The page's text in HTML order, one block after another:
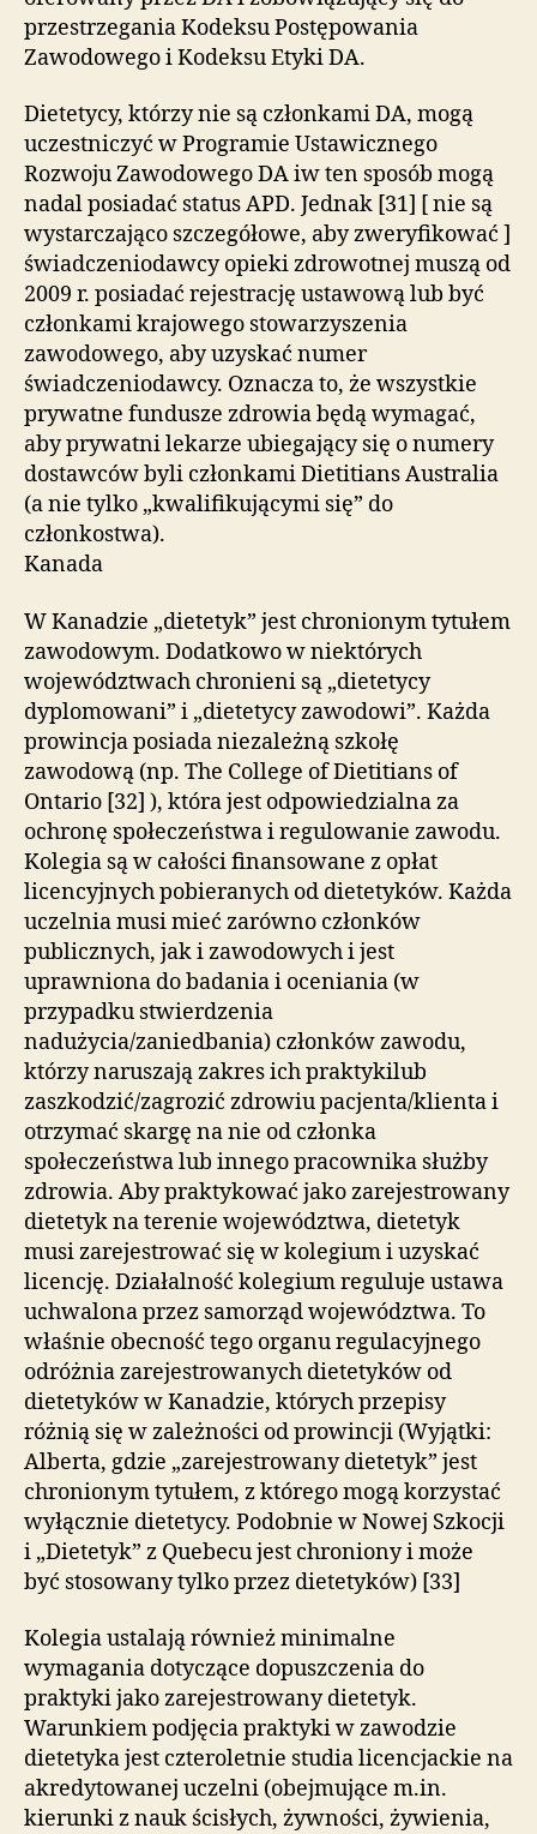
przestrzegania Kodeksu Postępowania
Zawodowego i Kodeksu Etyki DA.
Dietetycy, którzy nie są członkami DA, mogą
uczestniczyć w Programie Ustawicznego
Rozwoju Zawodowego DA iw ten sposób mogą
nadal posiadać status APD. Jednak [31] [ nie są
wystarczająco szczegółowe, aby zweryfikować ]
świadczeniodawcy opieki zdrowotnej muszą od
2009 r. posiadać rejestrację ustawową lub być
członkami krajowego stowarzyszenia
zawodowego, aby uzyskać numer
świadczeniodawcy. Oznacza to, że wszystkie
prywatne fundusze zdrowia będą wymagać,
aby prywatni lekarze ubiegający się o numery
dostawców byli członkami Dietitians Australia
(a nie tylko „kwalifikującymi się” do
członkostwa).
Kanada
W Kanadzie „dietetyk” jest chronionym tytułem
zawodowym. Dodatkowo w niektórych
województwach chronieni są „dietetycy
dyplomowani” i „dietetycy zawodowi”. Każda
prowincja posiada niezależną szkołę
zawodową (np. The College of Dietitians of
Ontario [32] ), która jest odpowiedzialna za
ochronę społeczeństwa i regulowanie zawodu.
Kolegia są w całości finansowane z opłat
licencyjnych pobieranych od dietetyków. Każda
uczelnia musi mieć zarówno członków
publicznych, jak i zawodowych i jest
uprawniona do badania i oceniania (w
przypadku stwierdzenia
nadużycia/zaniedbania) członków zawodu,
którzy naruszają zakres ich praktykilub
zaszkodzić/zagrozić zdrowiu pacjenta/klienta i
otrzymać skargę na nie od członka
społeczeństwa lub innego pracownika służby
zdrowia. Aby praktykować jako zarejestrowany
dietetyk na terenie województwa, dietetyk
musi zarejestrować się w kolegium i uzyskać
licencję. Działalność kolegium reguluje ustawa
uchwalona przez samorząd województwa. To
właśnie obecność tego organu regulacyjnego
odróżnia zarejestrowanych dietetyków od
dietetyków w Kanadzie, których przepisy
różnią się w zależności od prowincji (Wyjątki:
Alberta, gdzie „zarejestrowany dietetyk” jest
chronionym tytułem, z którego mogą korzystać
wyłącznie dietetycy. Podobnie w Nowej Szkocji
i „Dietetyk” z Quebecu jest chroniony i może
być stosowany tylko przez dietetyków) [33]
Kolegia ustalają również minimalne
wymagania dotyczące dopuszczenia do
praktyki jako zarejestrowany dietetyk.
Warunkiem podjęcia praktyki w zawodzie
dietetyka jest czteroletnie studia licencjackie na
akredytowanej uczelni (obejmujące m.in.
kierunki z nauk ścisłych, żywności, żywienia,